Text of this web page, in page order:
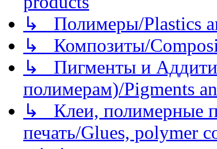
↳ Полимеры/Plastics
↳ Композиты/
↳ Пигменты и
полимерам)/Pigments
↳ Клеи, полимерные
печать/Glues, polymer